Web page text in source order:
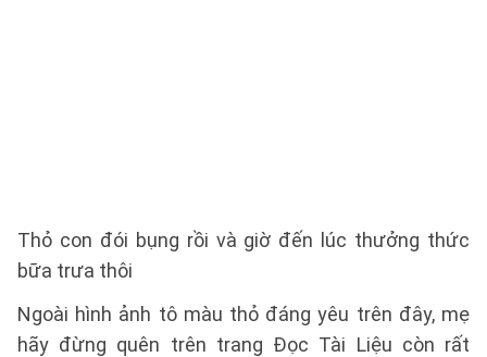
Thỏ con đói bụng rồi và giờ đến lúc thưởng thức
bữa trưa thôi
Ngoài hình ảnh tô màu thỏ đáng yêu trên đây, mẹ
hãy đừng quên trên trang Đọc Tài Liệu còn rất